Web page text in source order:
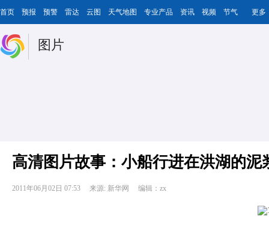
首页 预报 预警 雷达 云图 天气地图 专业产品 资讯 视频 节气 更多
图片
高清图片故事：小船行进在洪湖的泥
2011年06月02日 07:53 来源: 新华网 编辑：zx